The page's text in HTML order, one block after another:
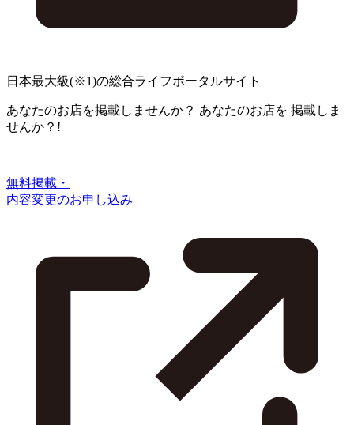
日本最大級(※1)の総合ライフポータルサイト
あなたのお店を掲載しませんか？ あなたのお店を 掲載しま
せんか？!
無料掲載・
内容変更のお申し込み